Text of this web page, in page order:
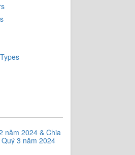
năm 2024 & Chia
3 năm 2024